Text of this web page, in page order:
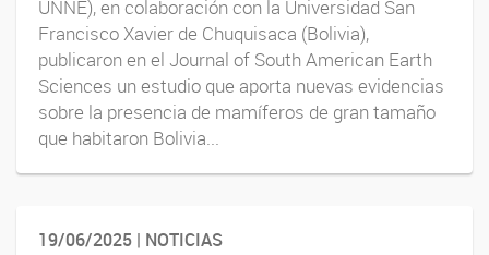
UNNE), en colaboración con la Universidad San
Francisco Xavier de Chuquisaca (Bolivia),
publicaron en el Journal of South American Earth
Sciences un estudio que aporta nuevas evidencias
sobre la presencia de mamíferos de gran tamaño
que habitaron Bolivia...
19/06/2025 | NOTICIAS